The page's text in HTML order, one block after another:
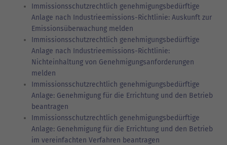
Immissionsschutzrechtlich genehmigungsbedürftige
Anlage nach Industrieemissions-Richtlinie: Auskunft zur
Emissionsüberwachung melden
Immissionsschutzrechtlich genehmigungsbedürftige
Anlage nach Industrieemissions-Richtlinie:
Nichteinhaltung von Genehmigungsanforderungen
melden
Immissionsschutzrechtlich genehmigungsbedürftige
Anlage: Genehmigung für die Errichtung und den Betrieb
beantragen
Immissionsschutzrechtlich genehmigungsbedürftige
Anlage: Genehmigung für die Errichtung und den Betrieb
im vereinfachten Verfahren beantragen